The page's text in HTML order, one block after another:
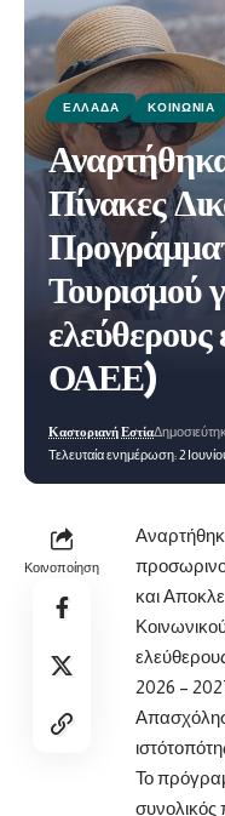
ΕΛΛΆΔΑ ΚΟΙΝΩΝΊΑ
Πίνακες
Τουρισμού
ελεύθερους
ΟΑΕΕ)
Τελευταία ενημέρωση: 2
Καστοριανή Εστία
Κοινοποίηση
και
2026 –
Το
συνολικός